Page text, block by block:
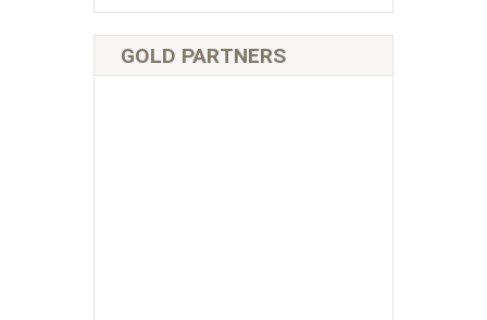
GOLD PARTNERS